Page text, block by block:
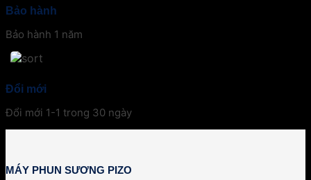
Bảo hành
Bảo hành 1 năm
Đổi mới
Đổi mới 1-1 trong 30 ngày
MÁY PHUN SƯƠNG PIZO